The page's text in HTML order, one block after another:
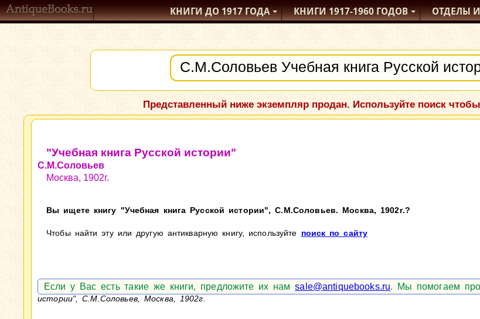
КНИГИ ДО 1917ГОДА КНИГИ1917-1960ГОДОВ ОТДЕЛЫИ
Представленный ниже экземпляр продан. Используйте поиск
"Учебная книга Русской истории"
С.М.Соловьев
Москва, 1902г.
Вы ищете книгу "Учебная книга Русской истории", С.М.Соловьев. Москва, 1902г.?
Чтобы найти эту или другую антикварную книгу, используйте поиск по сайту
Если у Вас есть такие же книги, предложите их намsale@antiquebooks.ru. Мы помогаем
истории", С.М.Соловьев, Москва, 1902г.